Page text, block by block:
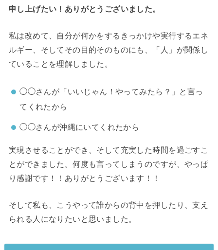
申し上げたい！ありがとうございました。
私は改めて、自分が何かをするきっかけや実行するエネ
ルギー、そしてその目的そのものにも、「人」が関係し
ていることを理解しました。
◯◯さんが「いいじゃん！やってみたら？」と言っ
てくれたから
◯◯さんが沖縄にいてくれたから
実現させることができ、そして充実した時間を過ごすこ
とができました。何度も言ってしまうのですが、やっぱ
り感謝です！！ありがとうございます！！
そして私も、こうやって誰からの背中を押したり、支え
られる人になりたいと思いました。